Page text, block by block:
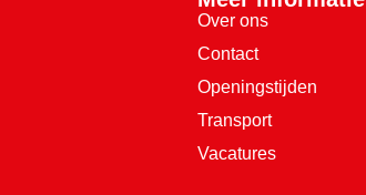
Over ons
Contact
Openingstijden
Transport
Vacatures